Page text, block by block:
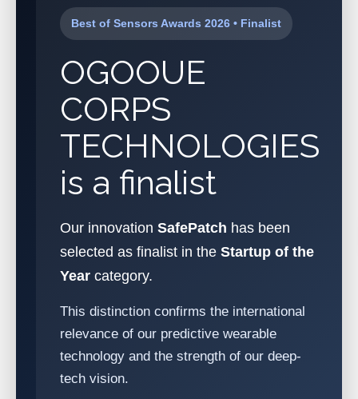
Best of Sensors Awards 2026 • Finalist
OGOOUE
CORPS
TECHNOLOGIES
is a finalist
Our innovation SafePatch has been
selected as finalist in the Startup of the
Year category.
This distinction confirms the international
relevance of our predictive wearable
technology and the strength of our deep-
tech vision.